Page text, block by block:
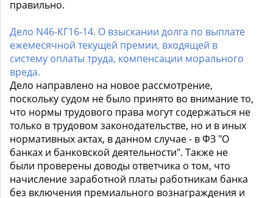
правильно.
Дело N46-КГ16-14. О взыскании долга по выплате
ежемесячной текущей премии, входящей в
систему оплаты труда, компенсации морального
вреда.
Дело направлено на новое рассмотрение,
поскольку судом не было принято во внимание то,
что нормы трудового права могут содержаться не
только в трудовом законодательстве, но и в иных
нормативных актах, в данном случае - в ФЗ "О
банках и банковской деятельности". Также не
были проверены доводы ответчика о том, что
начисление заработной платы работникам банка
без включения премиального вознаграждения и